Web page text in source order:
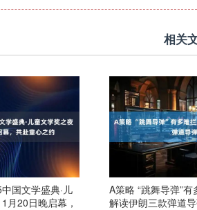
相关
国文学盛典·儿
月20日晚启幕，
A策略 “跳舞导弹”
解读伊朗三款弹道